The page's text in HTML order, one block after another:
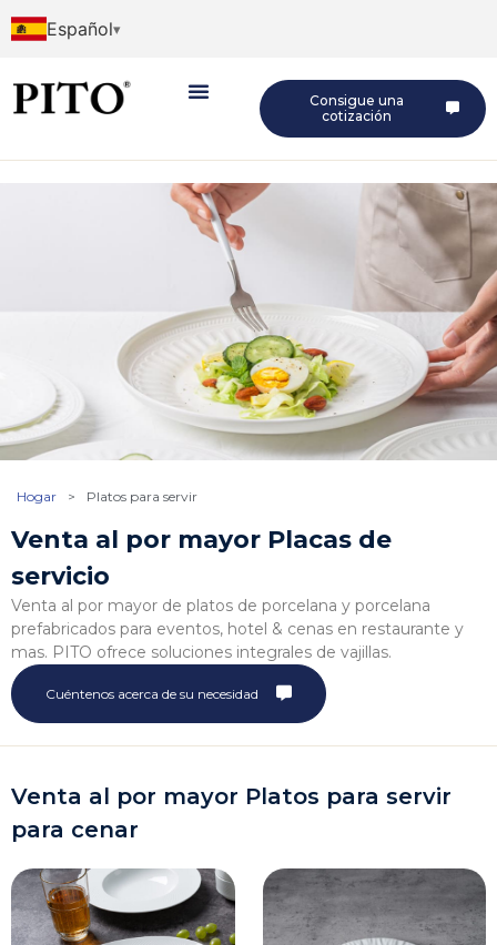
Español
Consigue una
cotización
Hogar > Platos para servir
Venta al por mayor Placas de
servicio
Venta al por mayor de platos de porcelana y porcelana
prefabricados para eventos, hotel & cenas en restaurante y
mas. PITO ofrece soluciones integrales de vajillas.
Cuéntenos acerca de su necesidad
Venta al por mayor Platos para servir
para cenar